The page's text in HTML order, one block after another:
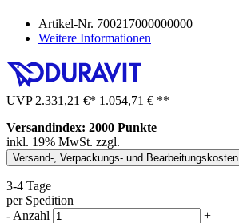
Artikel-Nr. 700217000000000
Weitere Informationen
UVP 2.331,21 €* 1.054,71 € **
Versandindex: 2000 Punkte
inkl. 19% MwSt. zzgl.
Versand-, Verpackungs- und Bearbeitungskosten
3-4 Tage
per Spedition
- Anzahl +